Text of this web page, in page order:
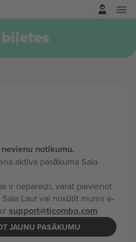
notikumu.
aktīva pasākuma Sala
ir nepareizi, varat pievienot
Laut vai nosūtīt mums e-
support@ticombo.com
JAUNU PASĀKUMU